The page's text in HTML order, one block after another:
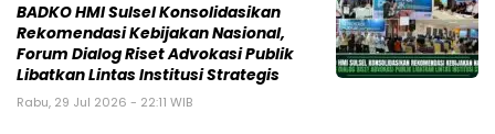
BADKO HMI Sulsel Konsolidasikan
Rekomendasi Kebijakan Nasional,
Forum Dialog Riset Advokasi Publik
Libatkan Lintas Institusi Strategis
Rabu, 29 Jul 2026 - 22:11 WIB